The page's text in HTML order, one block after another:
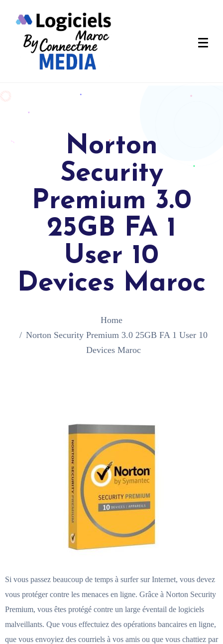
Norton
Security
Premium 3.0
25GB FA 1
User 10
Devices Maroc
Home
Norton Security Premium 3.0 25GB FA 1 User 10
Devices Maroc
Si vous passez beaucoup de temps à surfer sur Internet, vous devez
vous protéger contre les menaces en ligne. Grâce à Norton Security
Premium, vous êtes protégé contre un large éventail de logiciels
malveillants. Que vous effectuiez des opérations bancaires en ligne,
que vous envoyiez des courriels à vos amis ou que vous chattiez par